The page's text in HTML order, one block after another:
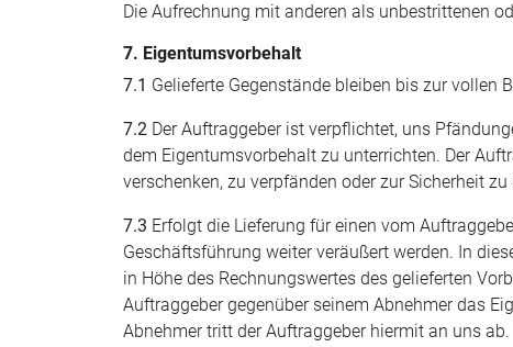
Die Aufrechnung mit anderen als unbestrittenen
7. Eigentumsvorbehalt
7.1 Gelieferte Gegenstände bleiben bis zur vollen
7.2 Der Auftraggeber ist verpflichtet, uns
dem Eigentumsvorbehalt zu unterrichten. Der
verschenken, zu verpfänden oder zur Sicherheit zu
7.3 Erfolgt die Lieferung für einen vom
Geschäftsführung weiter veräußert werden. In
in Höhe des Rechnungswertes des gelieferten
Auftraggeber gegenüber seinem Abnehmer das
Abnehmer tritt der Auftraggeber hiermit an uns ab.